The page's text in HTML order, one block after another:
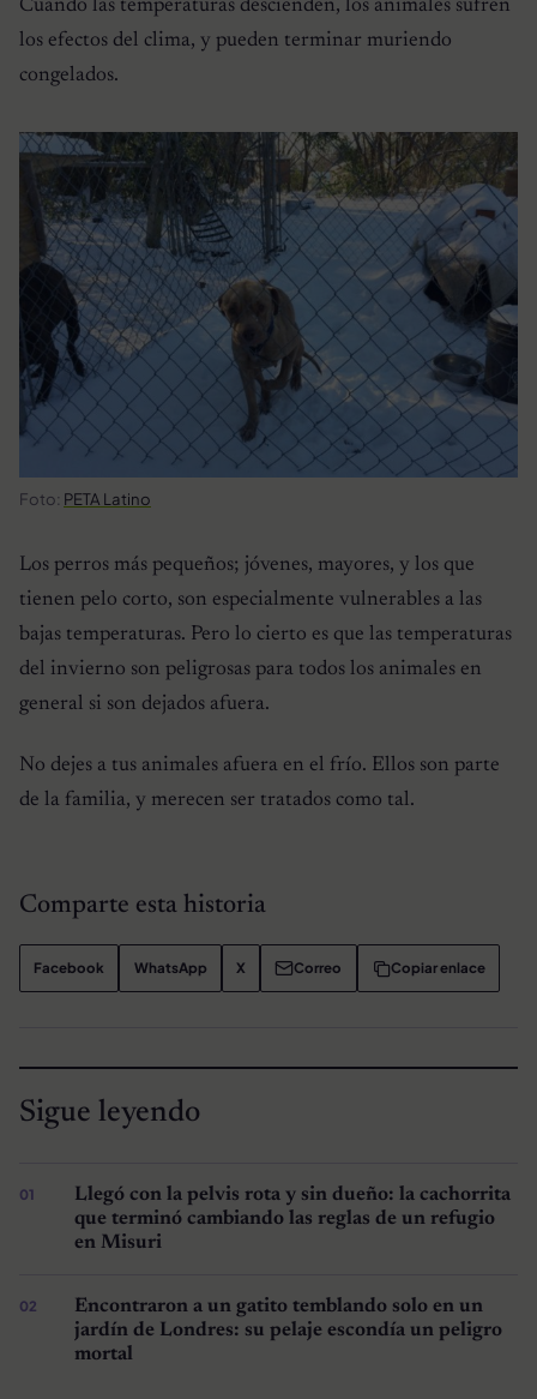
Cuando las temperaturas descienden, los animales sufren
los efectos del clima, y pueden terminar muriendo
congelados.
Foto: PETA Latino
Los perros más pequeños; jóvenes, mayores, y los que
tienen pelo corto, son especialmente vulnerables a las
bajas temperaturas. Pero lo cierto es que las temperaturas
del invierno son peligrosas para todos los animales en
general si son dejados afuera.
No dejes a tus animales afuera en el frío. Ellos son parte
de la familia, y merecen ser tratados como tal.
Comparte esta historia
Facebook WhatsApp X Correo Copiar enlace
Sigue leyendo
Llegó con la pelvis rota y sin dueño: la cachorrita
que terminó cambiando las reglas de un refugio
en Misuri
Encontraron a un gatito temblando solo en un
jardín de Londres: su pelaje escondía un peligro
mortal